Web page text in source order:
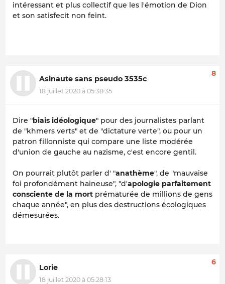
intéressant et plus collectif que les l'émotion de Dion
et son satisfecit non feint.
Asinaute sans pseudo 3535c
18 juillet 2020 à 05:38:35
8
Dire "biais idéologique" pour des journalistes parlant
de "khmers verts" et de "dictature verte", ou pour un
patron fillonniste qui compare une liste modérée
d'union de gauche au nazisme, c'est encore gentil.
On pourrait plutôt parler d' "anathème", de "mauvaise
foi profondément haineuse", "d'apologie parfaitement
consciente de la mort prématurée de millions de gens
chaque année", en plus des destructions écologiques
démesurées.
Lorie
18 juillet 2020 à 05:28:13
6